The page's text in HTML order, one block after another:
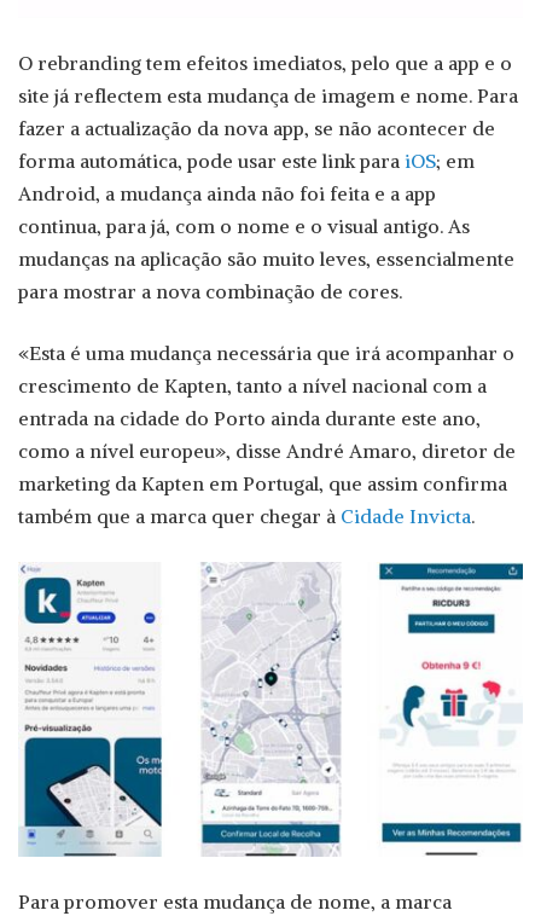
O rebranding tem efeitos imediatos, pelo que a app e o
site já reflectem esta mudança de imagem e nome. Para
fazer a actualização da nova app, se não acontecer de
forma automática, pode usar este link para iOS; em
Android, a mudança ainda não foi feita e a app
continua, para já, com o nome e o visual antigo. As
mudanças na aplicação são muito leves, essencialmente
para mostrar a nova combinação de cores.
«Esta é uma mudança necessária que irá acompanhar o
crescimento de Kapten, tanto a nível nacional com a
entrada na cidade do Porto ainda durante este ano,
como a nível europeu», disse André Amaro, diretor de
marketing da Kapten em Portugal, que assim confirma
também que a marca quer chegar à Cidade Invicta.
Para promover esta mudança de nome, a marca